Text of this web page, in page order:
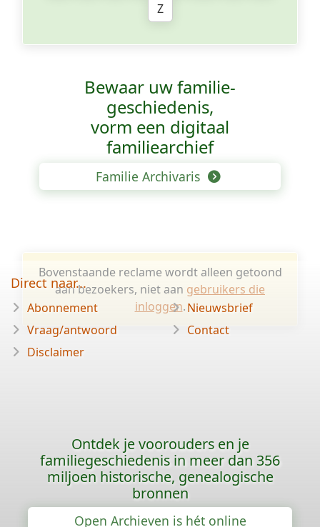
Z
Bewaar uw familie­
geschiedenis,
vorm een digitaal
familiearchief
Familie Archivaris
Bovenstaande reclame wordt alleen getoond
aan bezoekers, niet aan gebruikers die
inloggen.
Direct naar...
Abonnement
Vraag/antwoord
Disclaimer
Nieuwsbrief
Contact
Ontdek je voorouders en je
familiegeschiedenis in meer dan 356
miljoen historische, genealogische
bronnen
Open Archieven is hét online